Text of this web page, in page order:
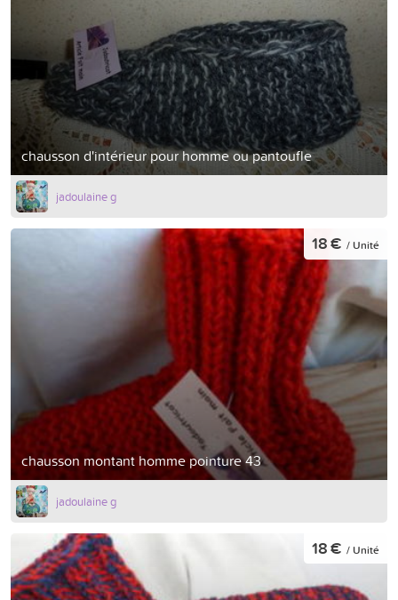
chausson d'intérieur pour homme ou pantoufle
jadoulaine g
chausson montant homme pointure 43
18 € / Unité
jadoulaine g
18 € / Unité